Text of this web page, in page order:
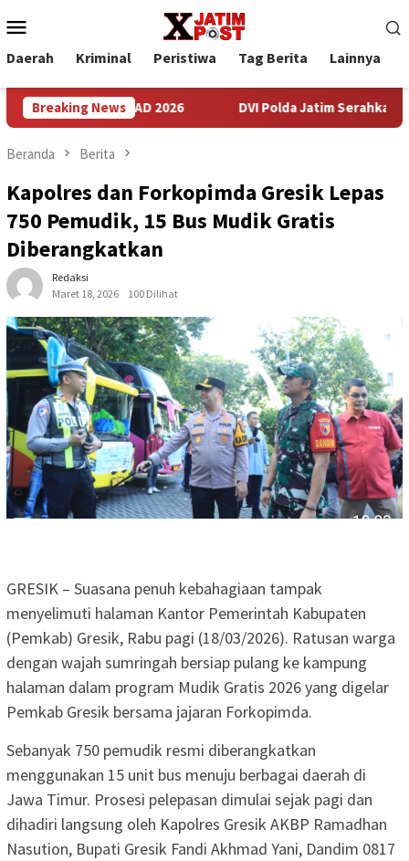
ke
kontenMobile
Daerah Kriminal Peristiwa Tag Berita Lainnya
Breaking News
TNI AD 2026 DVI Polda Jatim Serahkan Jenazah
Beranda Berita
Kapolres dan Forkopimda Gresik Lepas
750 Pemudik, 15 Bus Mudik Gratis
Diberangkatkan
Redaksi
Maret 18, 2026
100 Dilihat
GRESIK – Suasana penuh kebahagiaan tampak
menyelimuti halaman Kantor Pemerintah Kabupaten
(Pemkab) Gresik, Rabu pagi (18/03/2026). Ratusan warga
dengan wajah sumringah bersiap pulang ke kampung
halaman dalam program Mudik Gratis 2026 yang digelar
Pemkab Gresik bersama jajaran Forkopimda.
Sebanyak 750 pemudik resmi diberangkatkan
menggunakan 15 unit bus menuju berbagai daerah di
Jawa Timur. Prosesi pelepasan dimulai sejak pagi dan
dihadiri langsung oleh Kapolres Gresik AKBP Ramadhan
Nasution, Bupati Gresik Fandi Akhmad Yani, Dandim 0817